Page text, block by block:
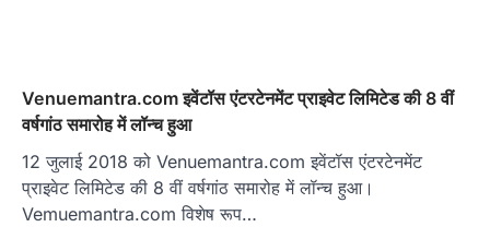
Venuemantra.com इवेंटॉस एंटरटेनमेंट प्राइवेट लिमिटेड की 8 वीं
वर्षगांठ समारोह में लॉन्च हुआ
12 जुलाई 2018 को Venuemantra.com इवेंटॉस एंटरटेनमेंट
प्राइवेट लिमिटेड की 8 वीं वर्षगांठ समारोह में लॉन्च हुआ।
Vemuemantra.com विशेष रूप…